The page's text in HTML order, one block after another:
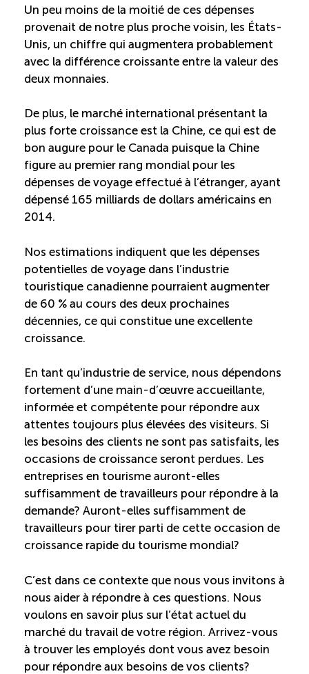
Diagnostic régional Nord-du-Québec
Programme de francisation pour les entreprises
touristiques
Valorisation des métiers et carrières en tourisme
Entretien ménager : Évaluation – Pertinence de la
Boomerang – Partage de ressources
Saisonnalité
Chantier sur la saisonnalité
Bassins de main-d’oeuvre diversifiés
Devenir membre
Catalogue de formations en ligne
ÉTUDES
EN
TOURISME
INFOLETTRE
DU CQRHT
Facebook
LinkedIn
Un peu moins de la moitié de ces dépenses
provenait de notre plus proche voisin, les États-
Unis, un chiffre qui augmentera probablement
avec la différence croissante entre la valeur des
deux monnaies.
De plus, le marché international présentant la
plus forte croissance est la Chine, ce qui est de
bon augure pour le Canada puisque la Chine
figure au premier rang mondial pour les
dépenses de voyage effectué à l’étranger, ayant
dépensé 165 milliards de dollars américains en
2014.
Nos estimations indiquent que les dépenses
potentielles de voyage dans l’industrie
touristique canadienne pourraient augmenter
de 60 % au cours des deux prochaines
décennies, ce qui constitue une excellente
croissance.
En tant qu’industrie de service, nous dépendons
fortement d’une main-d’œuvre accueillante,
informée et compétente pour répondre aux
attentes toujours plus élevées des visiteurs. Si
les besoins des clients ne sont pas satisfaits, les
occasions de croissance seront perdues. Les
entreprises en tourisme auront-elles
suffisamment de travailleurs pour répondre à la
demande? Auront-elles suffisamment de
travailleurs pour tirer parti de cette occasion de
croissance rapide du tourisme mondial?
C’est dans ce contexte que nous vous invitons à
nous aider à répondre à ces questions. Nous
voulons en savoir plus sur l’état actuel du
marché du travail de votre région. Arrivez-vous
à trouver les employés dont vous avez besoin
pour répondre aux besoins de vos clients?